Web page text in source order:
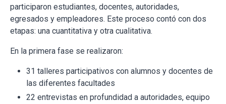
participaron estudiantes, docentes, autoridades,
egresados y empleadores. Este proceso contó con dos
etapas: una cuantitativa y otra cualitativa.
En la primera fase se realizaron:
31 talleres participativos con alumnos y docentes de
las diferentes facultades
22 entrevistas en profundidad a autoridades, equipo